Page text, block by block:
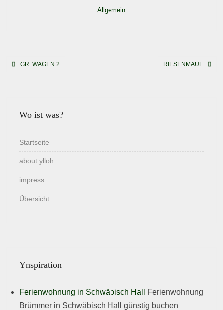
Allgemein
Beitragsnavigation
GR. WAGEN 2 RIESENMAUL
Wo ist was?
Startseite
about ylloh
impress
Übersicht
Ynspiration
Ferienwohnung in Schwäbisch Hall
Ferienwohnung
Brümmer in Schwäbisch Hall günstig buchen